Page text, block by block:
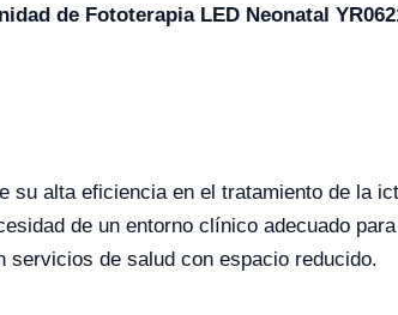
de Fototerapia LED Neonatal
su alta eficiencia en el tratamiento de la
de un entorno clínico adecuado
servicios de salud con espacio reducido.